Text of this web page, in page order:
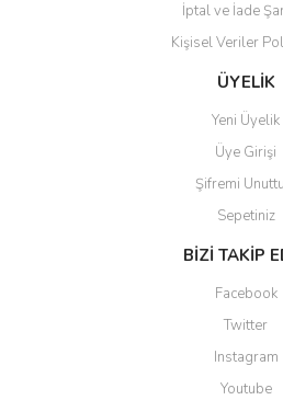
Gönder
İptal ve İade
Kişisel Veriler
ÜYELİK
Yeni Üyelik
Üye Girişi
Şifremi
Sepetiniz
BİZİ TAKİP
Facebook
Twitter
Instagram
Youtube